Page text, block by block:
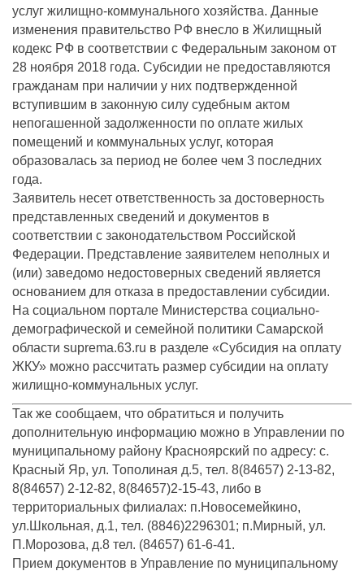
услуг жилищно-коммунального хозяйства. Данные
изменения правительство РФ внесло в Жилищный
кодекс РФ в соответствии с Федеральным законом от
28 ноября 2018 года. Субсидии не предоставляются
гражданам при наличии у них подтвержденной
вступившим в законную силу судебным актом
непогашенной задолженности по оплате жилых
помещений и коммунальных услуг, которая
образовалась за период не более чем 3 последних
года.
Заявитель несет ответственность за достоверность
представленных сведений и документов в
соответствии с законодательством Российской
Федерации. Представление заявителем неполных и
(или) заведомо недостоверных сведений является
основанием для отказа в предоставлении субсидии.
На социальном портале Министерства социально-
демографической и семейной политики Самарской
области suprema.63.ru в разделе «Субсидия на оплату
ЖКУ» можно рассчитать размер субсидии на оплату
жилищно-коммунальных услуг.
Так же сообщаем, что обратиться и получить
дополнительную информацию можно в Управлении по
муниципальному району Красноярский по адресу: с.
Красный Яр, ул. Тополиная д.5, тел. 8(84657) 2-13-82,
8(84657) 2-12-82, 8(84657)2-15-43, либо в
территориальных филиалах: п.Новосемейкино,
ул.Школьная, д.1, тел. (8846)2296301; п.Мирный, ул.
П.Морозова, д.8 тел. (84657) 61-6-41.
Прием документов в Управление по муниципальному